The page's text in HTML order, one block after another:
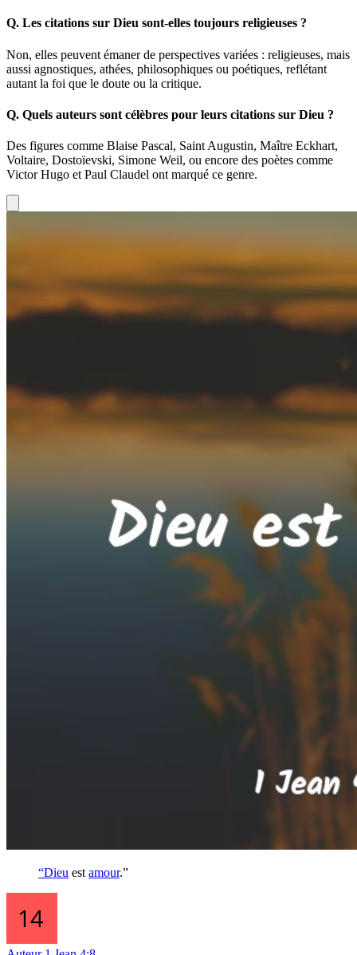
Q. Les citations sur Dieu sont-elles toujours religieuses ?
Non, elles peuvent émaner de perspectives variées : religieuses, mais
aussi agnostiques, athées, philosophiques ou poétiques, reflétant
autant la foi que le doute ou la critique.
Q. Quels auteurs sont célèbres pour leurs citations sur Dieu ?
Des figures comme Blaise Pascal, Saint Augustin, Maître Eckhart,
Voltaire, Dostoïevski, Simone Weil, ou encore des poètes comme
Victor Hugo et Paul Claudel ont marqué ce genre.
“Dieu est amour.”